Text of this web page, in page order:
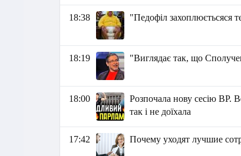
18:38 "Педофіл захоплюєтьсяся
18:19 "Виглядає так, що
18:00
Розпочала нову сесію ВР.
так і не доїхала
17:42 Почему уходят лучшие